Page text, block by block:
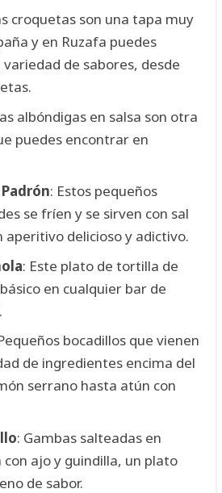
croquetas son una tapa muy
y en Ruzafa puedes
de sabores, desde
albóndigas en salsa son otra
puedes encontrar en
: Estos pequeños
se fríen y se sirven con sal
aperitivo delicioso y adictivo.
: Este plato de tortilla de
en cualquier bar de
bocadillos que vienen
de ingredientes encima del
serrano hasta atún con
: Gambas salteadas en
con ajo y guindilla, un plato
de sabor.